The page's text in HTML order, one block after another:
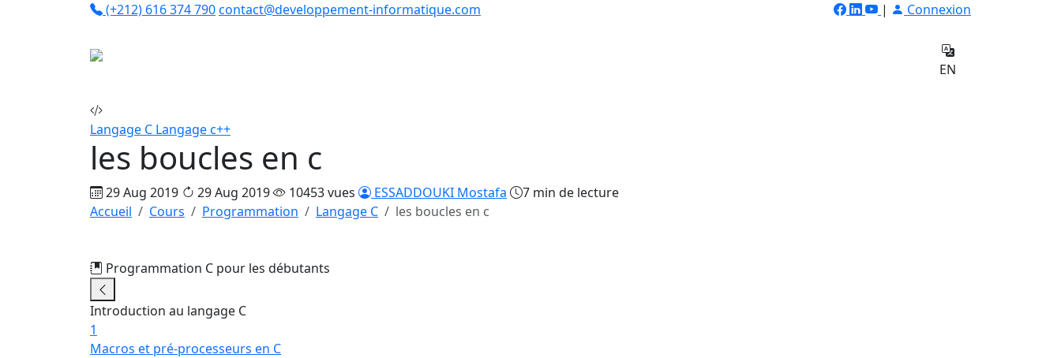
(+212) 616 374 790contact@developpement-informatique.com |
Connexion
EN
Langage C Langage c++
les boucles en c
29 Aug 2019 29 Aug 2019 10453 vues ESSADDOUKI Mostafa
7 min de lecture
Accueil
Cours Programmation Langage C les boucles en c
Programmation C pour les débutants
Introduction au langage C
1
Macros et pré-processeurs en C